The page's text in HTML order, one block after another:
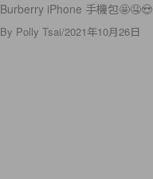
Burberry iPhone 手機包🤩🤤😍
By Polly Tsai/2021年10月26日